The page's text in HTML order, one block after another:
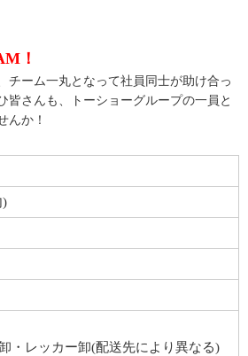
！
チーム一丸となって社員同士が助け合っ
皆さんも、トーショーグループの一員と
んか！
)
・レッカー卸(配送先により異なる)